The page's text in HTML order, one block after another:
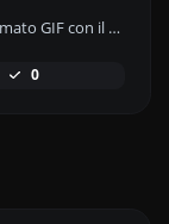
Converti facilmente i file immagine PNG in formato GIF con il nostro strumento di conversione da PNG a GIF per immagini animate.
0